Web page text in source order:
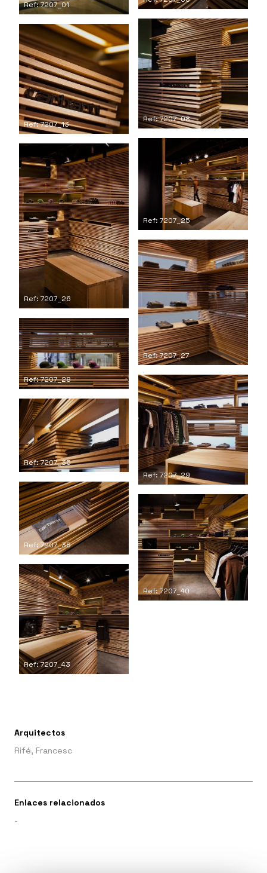
Ref: 7207_01
Ref: 7207_08
Ref: 7207_13
Ref: 7207_25
Ref: 7207_26
Ref: 7207_27
Ref: 7207_28
Ref: 7207_29
Ref: 7207_35
Ref: 7207_38
Ref: 7207_40
Ref: 7207_43
Arquitectos
Rifé, Francesc
Enlaces relacionados
-